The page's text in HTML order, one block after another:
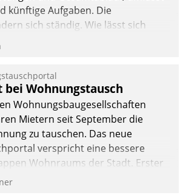
künftige Aufgaben. Die
sich ständig. Wie lässt sich
wahren und zugleich Freiraum
Wohnungstausch
Wohnungsbaugesellschaften
Mietern seit September die
zu tauschen. Das neue
verspricht eine bessere
Wohnraums der Stadt. Erster
Datatrains Lösung API-Hub mit